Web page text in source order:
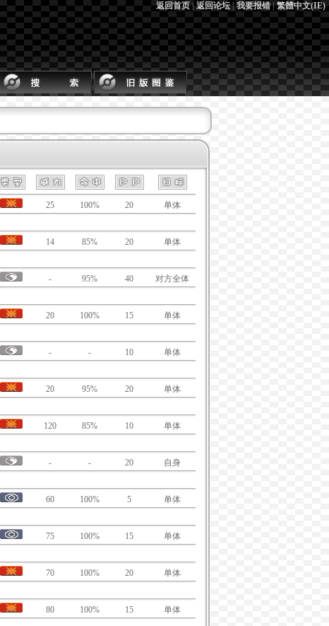
返回首页|返回论坛|我要报错|繁體中文(IE)
25 100% 20
单体
14 85% 20
单体
- 95% 40
对方全体
20 100% 15
单体
- - 10
单体
20 95% 20
单体
120 85% 10
单体
- - 20
自身
60 100% 5
单体
75 100% 15
单体
70 100% 20
单体
80 100% 15
单体